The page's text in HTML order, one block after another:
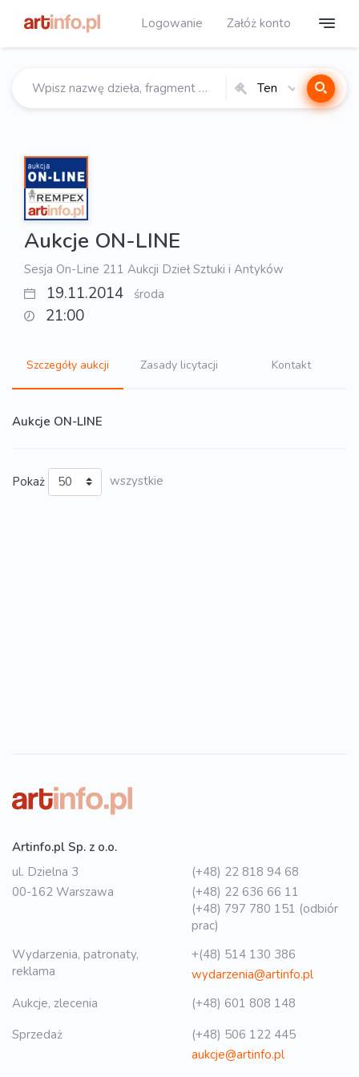
Logowanie Załóż konto
Ten
Aukcje ON-LINE
Sesja On-Line 211 Aukcji Dzieł Sztuki i Antyków
19.11.2014 środa
21:00
Szczegóły aukcji Zasady licytacji Kontakt
Aukcje ON-LINE
Pokaż wszystkie
Artinfo.pl Sp. z o.o.
ul. Dzielna 3
00-162 Warszawa
(+48) 22 818 94 68
(+48) 22 636 66 11
(+48) 797 780 151 (odbiór
prac)
Wydarzenia, patronaty,
reklama
+(48) 514 130 386
wydarzenia@artinfo.pl
Aukcje, zlecenia
(+48) 601 808 148
Sprzedaż
(+48) 506 122 445
aukcje@artinfo.pl